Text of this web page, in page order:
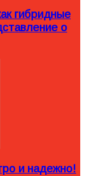
гибридные
о
и надежно!